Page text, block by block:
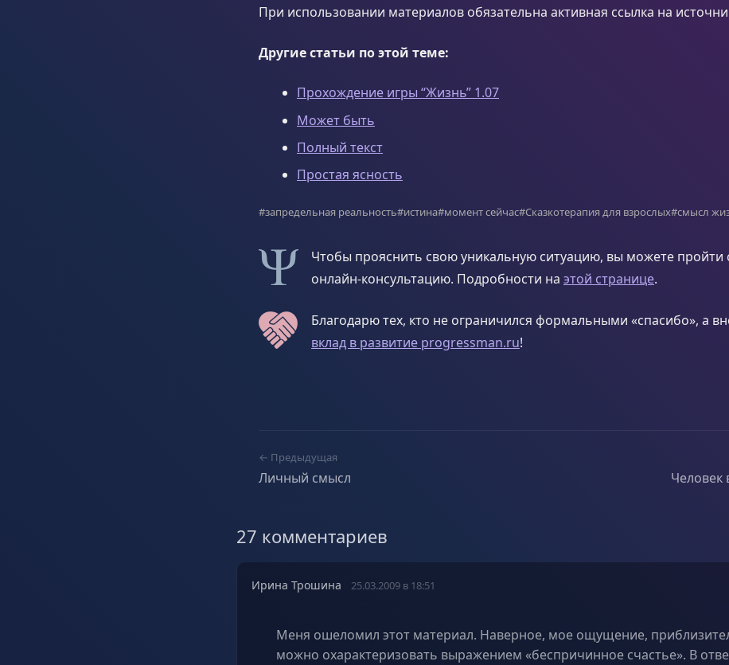
При использовании материалов обязательна активная ссылка на
Другие статьи по этой теме:
Прохождение игры “Жизнь” 1.07
Может быть
Полный текст
Простая ясность
#запредельная реальность#истина#момент сейчас#Сказкотерапия для взрослых#смысл
Чтобы прояснить свою уникальную ситуацию, вы можете пройти
онлайн-консультацию. Подробности на этой странице.
Благодарю тех, кто не ограничился формальными «спасибо», а
вклад в развитие progressman.ru!
← Предыдущая
Личный смысл Человек
27 комментариев
Ирина Трошина 25.03.2009 в 18:51
Меня ошеломил этот материал. Наверное, мое ощущение,
можно охарактеризовать выражением «беспричинное счастье». В